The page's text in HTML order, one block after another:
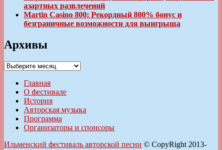
азартных развлечений
Martin Casino 800: Рекордный 800% бонус и
безграничные возможности для выигрыша
Архивы
Архивы
Главная
О фестивале
История
Авторская музыка
Программа
Организаторы и спонсоры
Ильменский фестиваль авторской песни © CopyRight 2013-